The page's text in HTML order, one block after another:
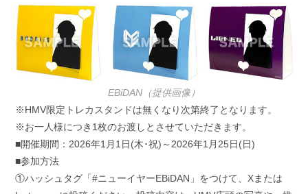
EBiDAN（提供画像）
※HMV限定トレカスタンドは無くなり次第終了となります。
※お一人様につき1枚のお渡しとさせていただきます。
■開催期間：2026年1月1日(木･祝)～2026年1月25日(日)
■参加方法
①ハッシュタグ「#ニューイヤーEBiDAN」をつけて、Xまたは